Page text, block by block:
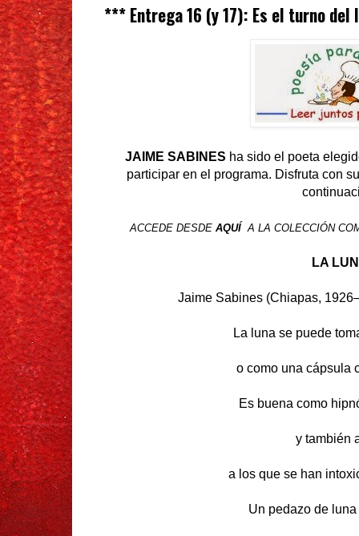
*** Entrega 16 (y 17): Es el turno del
JAIME SABINES ha sido el poeta
participar en el programa. Disfruta con
ACCEDE DESDEAQUÍ A LA COLECCIÓN
LA
Jaime Sabines (Chiapas,
La luna se puede
o como una cápsula
Es buena como
y también
a los que se han
Un pedazo de